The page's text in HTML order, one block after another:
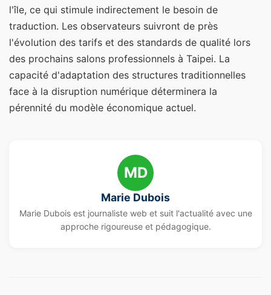
l'île, ce qui stimule indirectement le besoin de
traduction. Les observateurs suivront de près
l'évolution des tarifs et des standards de qualité lors
des prochains salons professionnels à Taipei. La
capacité d'adaptation des structures traditionnelles
face à la disruption numérique déterminera la
pérennité du modèle économique actuel.
MD
Marie Dubois
Marie Dubois est journaliste web et suit l'actualité avec une
approche rigoureuse et pédagogique.